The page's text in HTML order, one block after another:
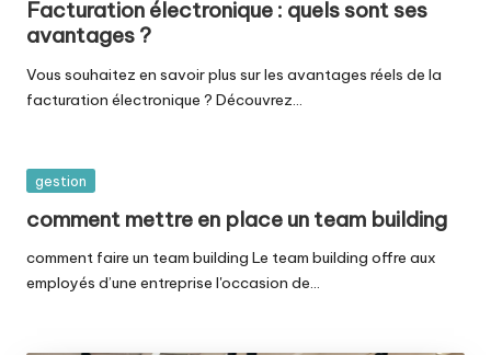
Facturation électronique : quels sont ses
avantages ?
Vous souhaitez en savoir plus sur les avantages réels de la
facturation électronique ? Découvrez…
Posted
gestion
comment mettre en place un team building
comment faire un team building Le team building offre aux
employés d’une entreprise l'occasion de…